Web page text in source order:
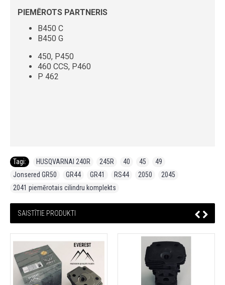
PIEMĒROTS PARTNERIS
B450 C
B450 G
450, P450
460 CCS, P460
P 462
Tagi: HUSQVARNAI 240R 245R 40 45 49
Jonsered GR50
GR44 GR41 RS44 2050 2045
2041 piemērotais cilindru komplekts
SAISTĪTIE PRODUKTI